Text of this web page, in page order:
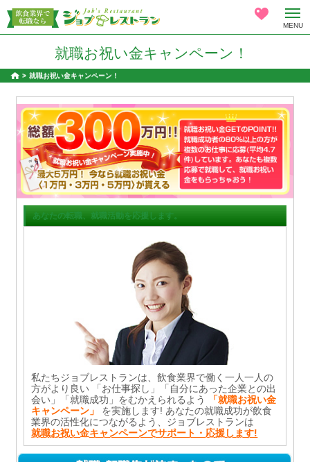
MENU
就職お祝い金キャンペーン！
就職お祝い金キャンペーン！
あなたの転職、就職活動を応援します。
私たちジョブレストランは、飲食業界で働く一人一人の
方がより良い 「お仕事探し」「自分にあった企業との出
会い」「就職成功」をむかえられるよう
「就職お祝い金
キャンペーン」
を実施します! あなたの就職成功が飲食
業界の活性化につながるよう、ジョブレストランは
就職お祝い金キャンペーンでサポート・応援します!